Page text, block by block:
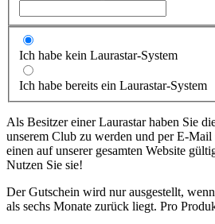
Ich habe kein Laurastar-System
Ich habe bereits ein Laurastar-System
Als Besitzer einer Laurastar haben Sie
unserem Club zu werden und per E-
einen auf unserer gesamten Website
Nutzen Sie sie!
Der Gutschein wird nur ausgestellt,
als sechs Monate zurück liegt. Pro